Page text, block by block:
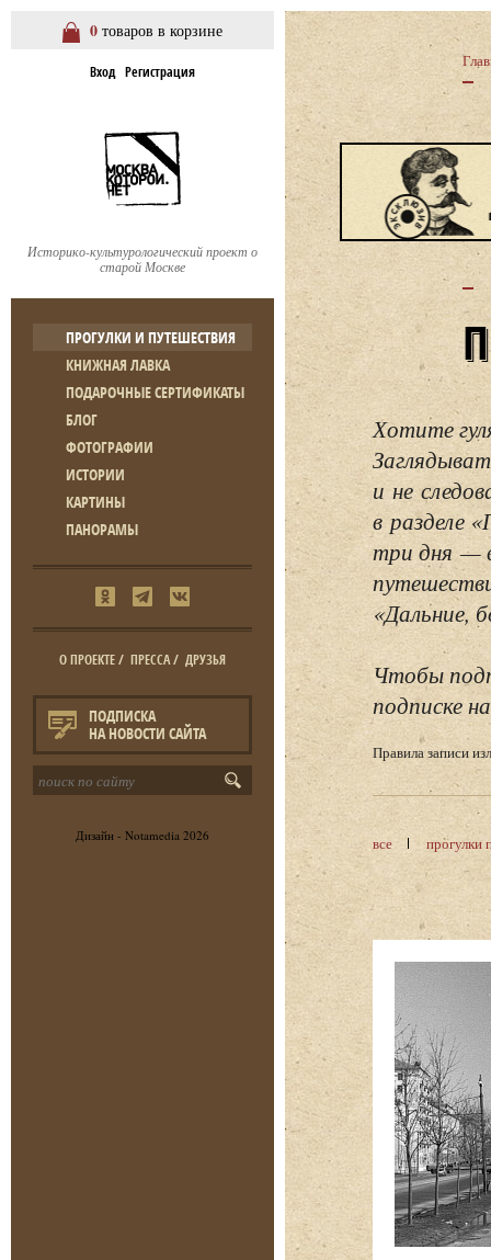
0 товаров в корзине
Вход Регистрация
Историко-культурологический проект о
старой Москве
ПРОГУЛКИ И ПУТЕШЕСТВИЯ
КНИЖНАЯ ЛАВКА
ПОДАРОЧНЫЕ СЕРТИФИКАТЫ
БЛОГ
ФОТОГРАФИИ
ИСТОРИИ
КАРТИНЫ
ПАНОРАМЫ
О ПРОЕКТЕ/ ПРЕССА/ ДРУЗЬЯ
ПОДПИСКА
НА НОВОСТИ САЙТА
Дизайн - Notamedia 2026
Хотите
и не
в разделе
три дня —
«Дальние,
Чтобы
подписке
Правила записи
все прогулки